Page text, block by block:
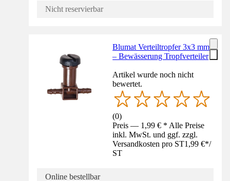
Nicht reservierbar
Blumat Verteiltropfer 3x3 mm
– Bewässerung Tropfverteiler
Artikel wurde noch nicht
bewertet.
(0)
Preis — 1,99 € * Alle Preise
inkl. MwSt. und ggf. zzgl.
Versandkosten pro ST1,99 €*/
ST
Online bestellbar